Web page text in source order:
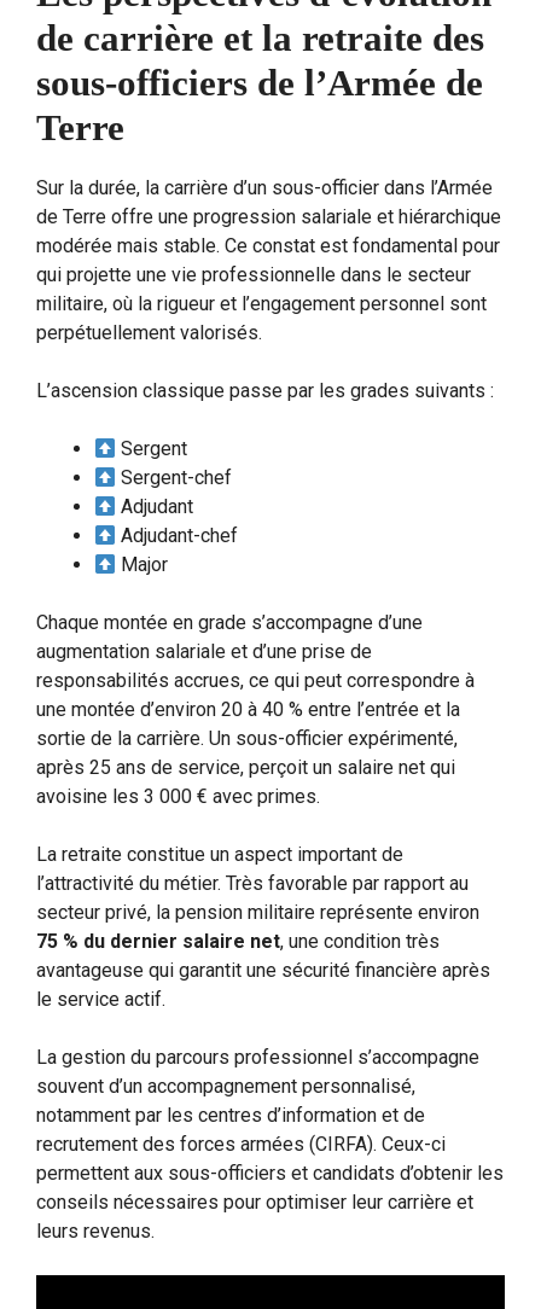
de carrière et la retraite des
sous-officiers de l’Armée de
Terre
Sur la durée, la carrière d’un sous-officier dans l’Armée
de Terre offre une progression salariale et hiérarchique
modérée mais stable. Ce constat est fondamental pour
qui projette une vie professionnelle dans le secteur
militaire, où la rigueur et l’engagement personnel sont
perpétuellement valorisés.
L’ascension classique passe par les grades suivants :
Sergent
Sergent-chef
Adjudant
Adjudant-chef
Major
Chaque montée en grade s’accompagne d’une
augmentation salariale et d’une prise de
responsabilités accrues, ce qui peut correspondre à
une montée d’environ 20 à 40 % entre l’entrée et la
sortie de la carrière. Un sous-officier expérimenté,
après 25 ans de service, perçoit un salaire net qui
avoisine les 3 000 € avec primes.
La retraite constitue un aspect important de
l’attractivité du métier. Très favorable par rapport au
secteur privé, la pension militaire représente environ
75 % du dernier salaire net, une condition très
avantageuse qui garantit une sécurité financière après
le service actif.
La gestion du parcours professionnel s’accompagne
souvent d’un accompagnement personnalisé,
notamment par les centres d’information et de
recrutement des forces armées (CIRFA). Ceux-ci
permettent aux sous-officiers et candidats d’obtenir les
conseils nécessaires pour optimiser leur carrière et
leurs revenus.